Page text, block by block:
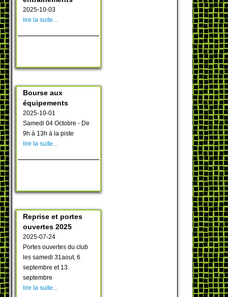
2025-10-03
lire la suite...
Bourse aux
équipements
2025-10-01
Samedi 04 Octobre - De
9h à 13h à la piste
lire la suite...
Reprise et portes
ouvertes 2025
2025-07-24
Portes ouvertes du club
les samedi 31aout, 6
septembre et 13.
septembre
lire la suite...